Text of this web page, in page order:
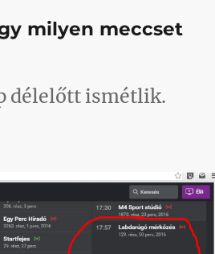
milyen meccset
délelőtt ismétlik.